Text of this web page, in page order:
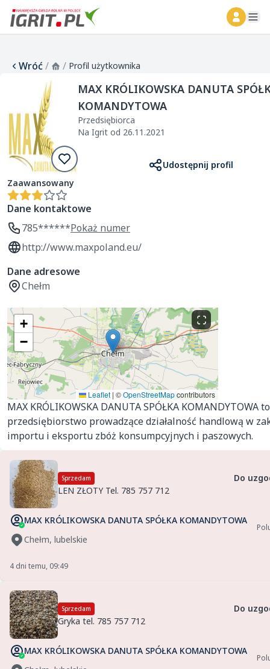
Wróć/ / Profil użytkownika
MAX KRÓLIKOWSKA DANUTA
KOMANDYTOWA
Przedsiębiorca
Na Igrit od 26.11.2021
Udostępnij profil
Zaawansowany
Dane kontaktowe
785******Pokaż numer
http://www.maxpoland.eu/
Dane adresowe
Chełm
+
−
Leaflet | ©OpenStreetMapcontributors
MAX KRÓLIKOWSKA DANUTA SPÓŁKA KOMANDYTOWA to
przedsiębiorstwo prowadzące działalność handlową w
importu i eksportu zbóż konsumpcyjnych i paszowych.
Sprzedam
Do
LEN ZŁOTY Tel. 785 757 712
MAX KRÓLIKOWSKA DANUTA SPÓŁKA KOMANDYTOWA
Chełm, lubelskie
4 dni temu, 09:49
Sprzedam
Do
Gryka tel. 785 757 712
MAX KRÓLIKOWSKA DANUTA SPÓŁKA KOMANDYTOWA